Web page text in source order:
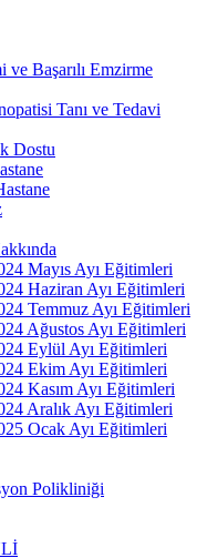
Başarılı Emzirme
Tanı ve Tedavi
Dostu
Mayıs Ayı Eğitimleri
Haziran Ayı Eğitimleri
Temmuz Ayı Eğitimleri
Ağustos Ayı Eğitimleri
Eylül Ayı Eğitimleri
Ekim Ayı Eğitimleri
Kasım Ayı Eğitimleri
Aralık Ayı Eğitimleri
Ocak Ayı Eğitimleri
Polikliniği